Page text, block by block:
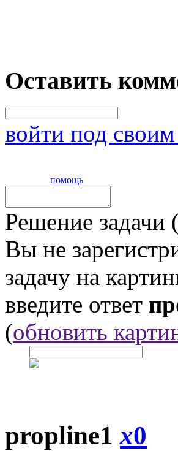
Оставить
войти под
помощь
Решение
Вы не
задачу на
введите ответ
(обновить
propline1x0